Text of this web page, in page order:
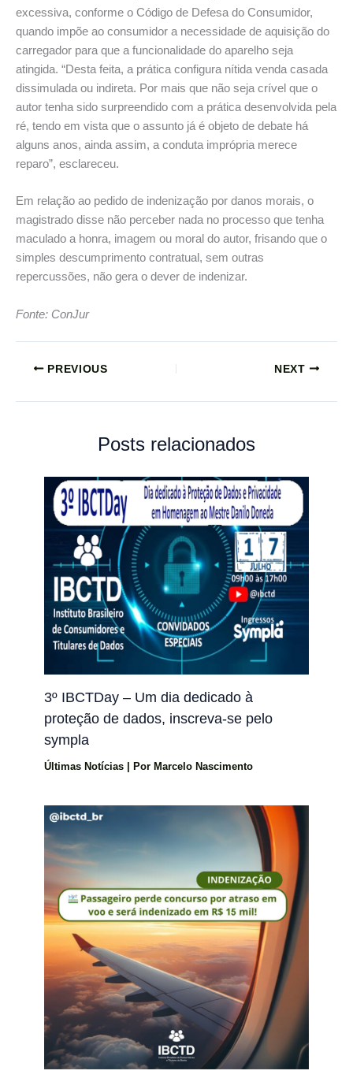
excessiva, conforme o Código de Defesa do Consumidor,
quando impõe ao consumidor a necessidade de aquisição do
carregador para que a funcionalidade do aparelho seja
atingida. “Desta feita, a prática configura nítida venda casada
dissimulada ou indireta. Por mais que não seja crível que o
autor tenha sido surpreendido com a prática desenvolvida pela
ré, tendo em vista que o assunto já é objeto de debate há
alguns anos, ainda assim, a conduta imprópria merece
reparo”, esclareceu.
Em relação ao pedido de indenização por danos morais, o
magistrado disse não perceber nada no processo que tenha
maculado a honra, imagem ou moral do autor, frisando que o
simples descumprimento contratual, sem outras
repercussões, não gera o dever de indenizar.
Fonte: ConJur
PREVIOUS NEXT
Posts relacionados
3º IBCTDay – Um dia dedicado à
proteção de dados, inscreva-se pelo
sympla
Últimas Notícias | Por Marcelo Nascimento